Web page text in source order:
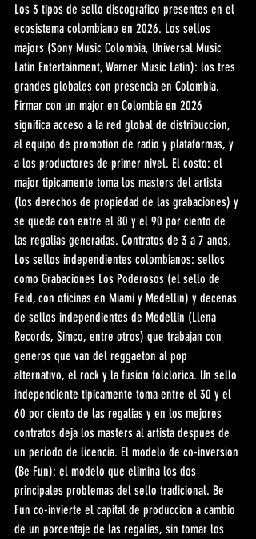
Los 3 tipos de sello discografico presentes en el
ecosistema colombiano en 2026. Los sellos
majors (Sony Music Colombia, Universal Music
Latin Entertainment, Warner Music Latin): los tres
grandes globales con presencia en Colombia.
Firmar con un major en Colombia en 2026
significa acceso a la red global de distribuccion,
al equipo de promotion de radio y plataformas, y
a los productores de primer nivel. El costo: el
major tipicamente toma los masters del artista
(los derechos de propiedad de las grabaciones) y
se queda con entre el 80 y el 90 por ciento de
las regalias generadas. Contratos de 3 a 7 anos.
Los sellos independientes colombianos: sellos
como Grabaciones Los Poderosos (el sello de
Feid, con oficinas en Miami y Medellin) y decenas
de sellos independientes de Medellin (Llena
Records, Simco, entre otros) que trabajan con
generos que van del reggaeton al pop
alternativo, el rock y la fusion folclorica. Un sello
independiente tipicamente toma entre el 30 y el
60 por ciento de las regalias y en los mejores
contratos deja los masters al artista despues de
un periodo de licencia. El modelo de co-inversion
(Be Fun): el modelo que elimina los dos
principales problemas del sello tradicional. Be
Fun co-invierte el capital de produccion a cambio
de un porcentaje de las regalias, sin tomar los